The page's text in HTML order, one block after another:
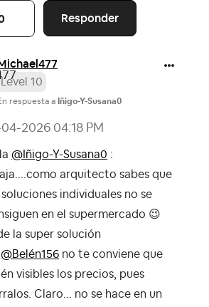
Responder
Level 10
respuesta a Iñigo-Y-Susana0
04-2026 04:18 PM
@Iñigo-Y-Susana0 :
arquitecto sabes que
soluciones individuales no se
en el supermercado 😉
la super solución
@Belén156 no te conviene que
visibles los precios, pues
Claro... no se hace en un